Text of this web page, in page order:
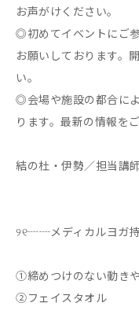
お声がけください。
◎初めてイベントにご
お願いしております。
い。
◎会場や施設の都合に
ります。最新の情報を
結の杜・伊勢／担当講
୨୧┈┈メディカルヨガ
①締めつけのない動き
②フェイスタオル